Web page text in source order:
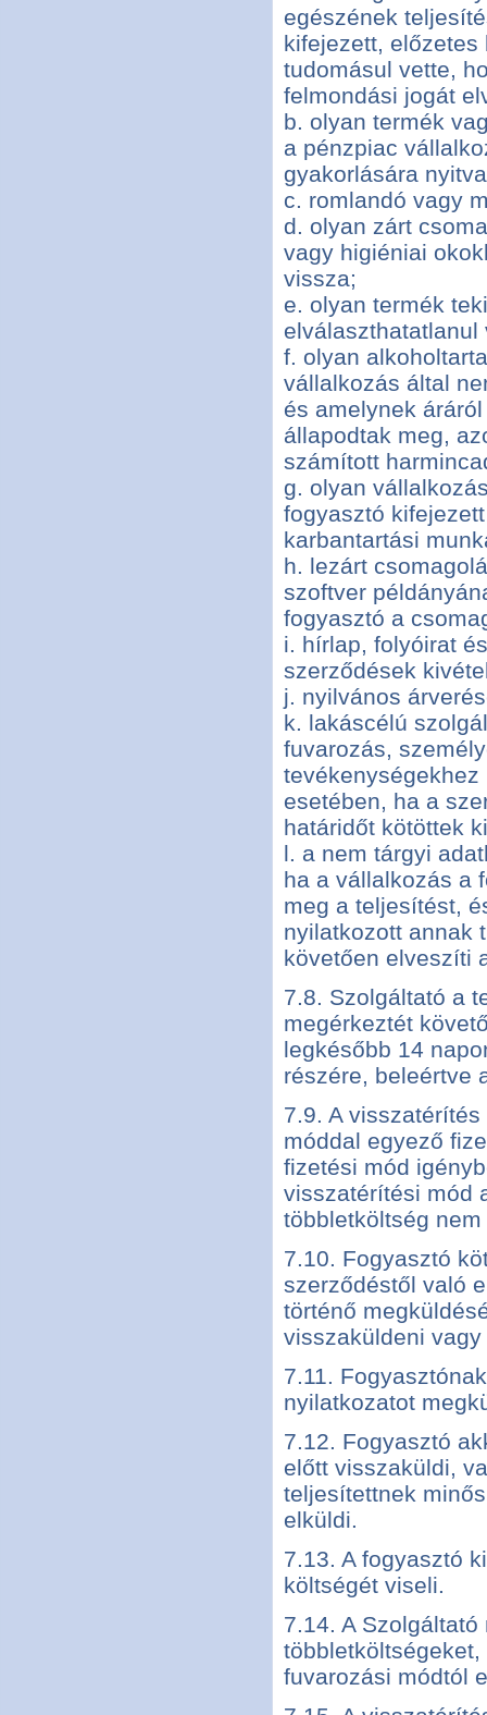
egészének
kifejezett,
tudomásul vette,
felmondási jogát
b. olyan termék
a pénzpiac
gyakorlására
c. romlandó vagy
d. olyan zárt
vagy higiéniai
vissza;
e. olyan termék
f. olyan
vállalkozás által
és amelynek
állapodtak meg,
számított
g. olyan
fogyasztó
karbantartási
h. lezárt
szoftver
fogyasztó a
i. hírlap, folyóirat
szerződések
j. nyilvános
k. lakáscélú
fuvarozás,
esetében, ha a
határidőt kötöttek
l. a nem tárgyi
ha a vállalkozás a
meg a teljesítést,
nyilatkozott annak
követően elveszíti
7.8. Szolgáltató a
megérkeztét
legkésőbb 14
részére, beleértve
7.9. A
móddal egyező
fizetési mód
visszatérítési mód
többletköltség
7.10. Fogyasztó
szerződéstől való
történő
visszaküldeni
7.11.
nyilatkozatot
7.12. Fogyasztó
előtt visszaküldi,
teljesítettnek
elküldi.
7.13. A fogyasztó
költségét viseli.
7.14. A
fuvarozási módtól